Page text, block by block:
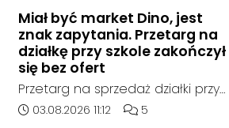
Miał być market Dino, jest
znak zapytania. Przetarg na
działkę przy szkole zakończył
się bez ofert
Przetarg na sprzedaż działki przy
Zespole Szkół Technicznych i
Data dodania artykułu:
03.08.2026 11:12 Liczba komentarzy
5